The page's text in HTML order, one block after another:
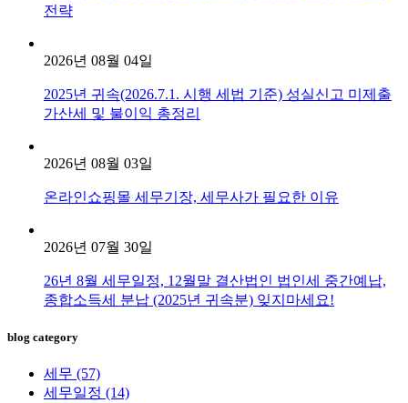
전략
2026년 08월 04일
2025년 귀속(2026.7.1. 시행 세법 기준) 성실신고 미제출
가산세 및 불이익 총정리
2026년 08월 03일
온라인쇼핑몰 세무기장, 세무사가 필요한 이유
2026년 07월 30일
26년 8월 세무일정, 12월말 결산법인 법인세 중간예납,
종합소득세 분납 (2025년 귀속분) 잊지마세요!
blog category
세무 (57)
세무일정 (14)